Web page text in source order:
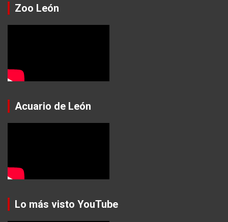
Zoo León
Acuario de León
Lo más visto YouTube